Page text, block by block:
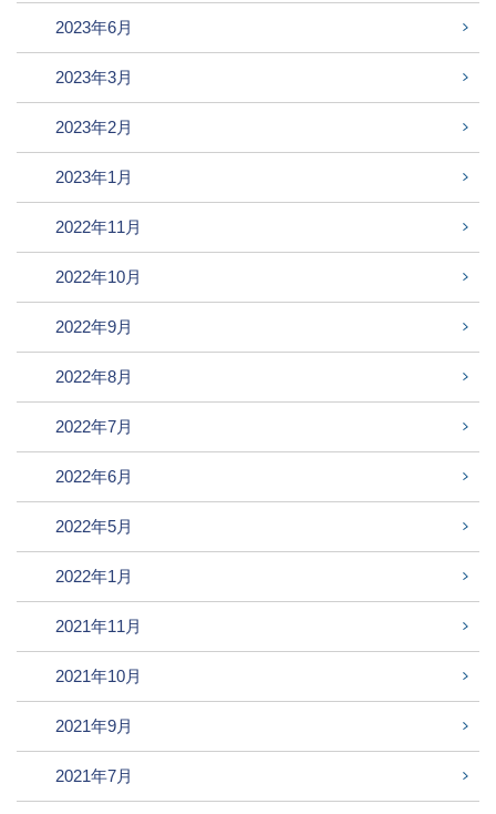
2023年6月
2023年3月
2023年2月
2023年1月
2022年11月
2022年10月
2022年9月
2022年8月
2022年7月
2022年6月
2022年5月
2022年1月
2021年11月
2021年10月
2021年9月
2021年7月